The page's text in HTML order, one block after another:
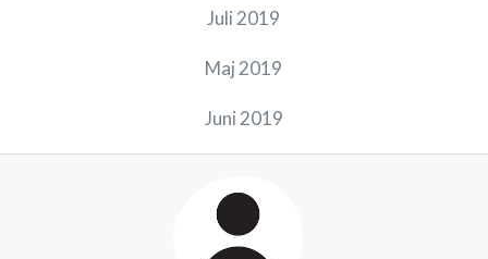
Juli 2019
Maj 2019
Juni 2019